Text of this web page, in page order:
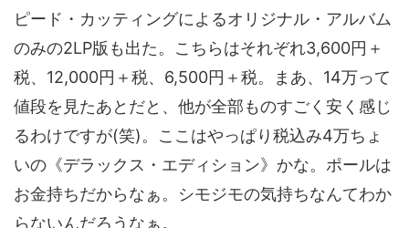
ピード・カッティングによるオリジナル・アルバム
のみの2LP版も出た。こちらはそれぞれ3,600円＋
税、12,000円＋税、6,500円＋税。まあ、14万って
値段を見たあとだと、他が全部ものすごく安く感じ
るわけですが(笑)。ここはやっぱり税込み4万ちょ
いの《デラックス・エディション》かな。ポールは
お金持ちだからなぁ。シモジモの気持ちなんてわか
らないんだろうなぁ。